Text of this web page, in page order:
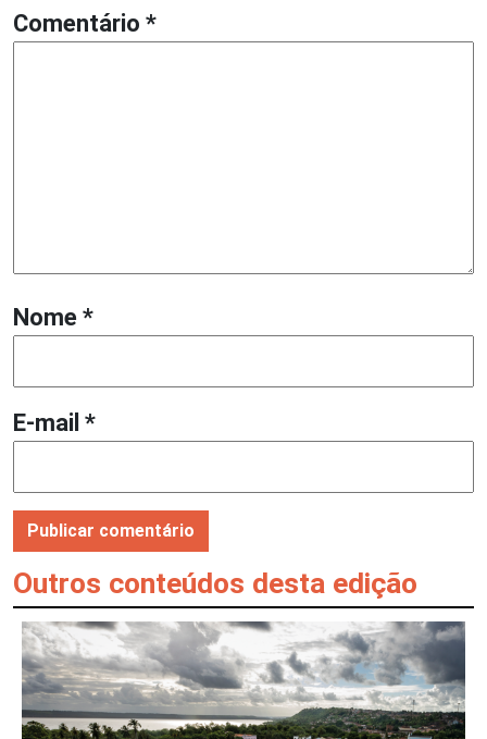
Comentário *
Nome *
E-mail *
Outros conteúdos desta edição